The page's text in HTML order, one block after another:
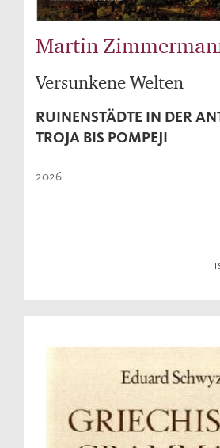
Martin
Versunkene Welten
RUINENSTÄDTE IN DER
TROJA BIS POMPEJI
2026